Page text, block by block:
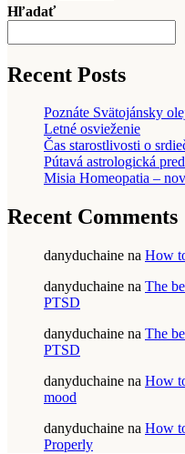
Hľadať
Recent Posts
Poznáte Svätojánsky
Letné osvieženie
Čas starostlivosti o
Pútavá astrologická
Misia Homeopatia –
Recent Comments
danyduchaine na How
danyduchaine na The
PTSD
danyduchaine na The
PTSD
danyduchaine na How
mood
danyduchaine na How
Properly